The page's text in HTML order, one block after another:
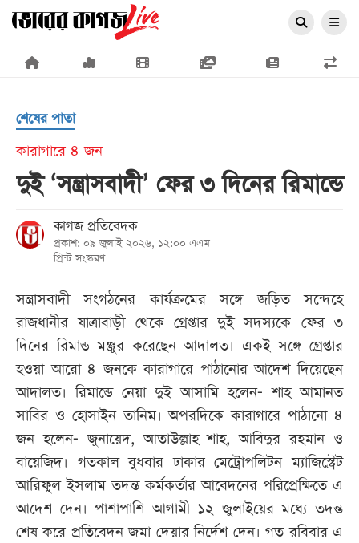
×
প্রচ্ছদ
জাতীয়
রাজনীতি
অর্থনীতি
আন্তর্জাতিক
সারাদেশ
খেলা
বিনোদন
লাইফ
স্টাইল
শিক্ষা
তথ্যপ্রযুক্তি
শেষের পাতা
কারাগারে ৪ জন
দুই ‘সন্ত্রাসবাদী’ ফের ৩ দিনের রিমান্ডে
কাগজ প্রতিবেদক
প্রকাশ: ০৯ জুলাই ২০২৬, ১২:০০ এএম
প্রিন্ট সংস্করণ
সন্ত্রাসবাদী সংগঠনের কার্যক্রমের সঙ্গে জড়িত সন্দেহে
রাজধানীর যাত্রাবাড়ী থেকে গ্রেপ্তার দুই সদস্যকে ফের ৩
দিনের রিমান্ড মঞ্জুর করেছেন আদালত। একই সঙ্গে গ্রেপ্তার
হওয়া আরো ৪ জনকে কারাগারে পাঠানোর আদেশ দিয়েছেন
আদালত। রিমান্ডে নেয়া দুই আসামি হলেন- শাহ আমানত
সাবির ও হোসাইন তানিম। অপরদিকে কারাগারে পাঠানো ৪
জন হলেন- জুনায়েদ, আতাউল্লাহ শাহ, আবিদুর রহমান ও
বায়েজিদ। গতকাল বুধবার ঢাকার মেট্রোপলিটন ম্যাজিস্ট্রেট
আরিফুল ইসলাম তদন্ত কর্মকর্তার আবেদনের পরিপ্রেক্ষিতে এ
আদেশ দেন। পাশাপাশি আগামী ১২ জুলাইয়ের মধ্যে তদন্ত
শেষ করে প্রতিবেদন জমা দেয়ার নির্দেশ দেন। গত রবিবার এ